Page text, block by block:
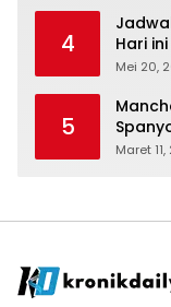
4
Hari
vs
Mei 20,
5
Maret